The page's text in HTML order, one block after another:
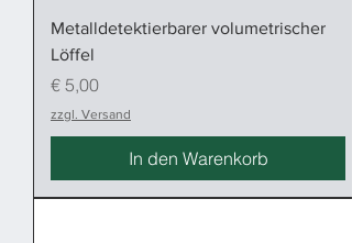
Metalldetektierbarer volumetrischer
Löffel
Preis
€ 5,00
zzgl. Versand
In den Warenkorb